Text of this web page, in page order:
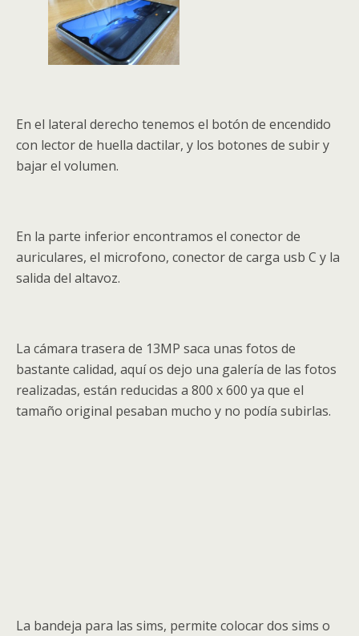
En el lateral derecho tenemos el botón de encendido
con lector de huella dactilar, y los botones de subir y
bajar el volumen.
En la parte inferior encontramos el conector de
auriculares, el microfono, conector de carga usb C y la
salida del altavoz.
La cámara trasera de 13MP saca unas fotos de
bastante calidad, aquí os dejo una galería de las fotos
realizadas, están reducidas a 800 x 600 ya que el
tamaño original pesaban mucho y no podía subirlas.
La bandeja para las sims, permite colocar dos sims o